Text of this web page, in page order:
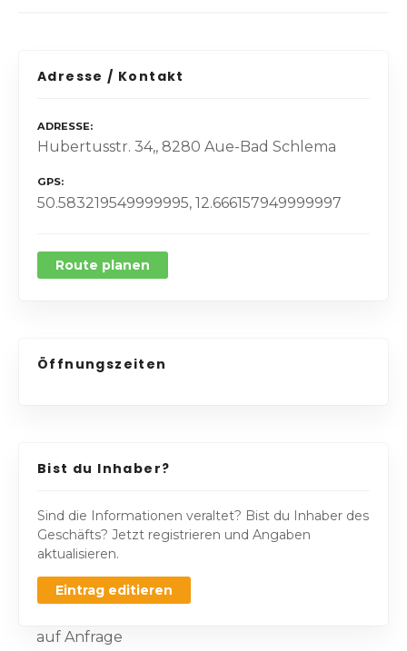
Adresse / Kontakt
ADRESSE
Hubertusstr. 34,, 8280 Aue-Bad Schlema
GPS
50.583219549999995, 12.666157949999997
Route planen
Öffnungszeiten
Bist du Inhaber?
Sind die Informationen veraltet? Bist du Inhaber des
Geschäfts? Jetzt registrieren und Angaben
aktualisieren.
Eintrag editieren
auf Anfrage